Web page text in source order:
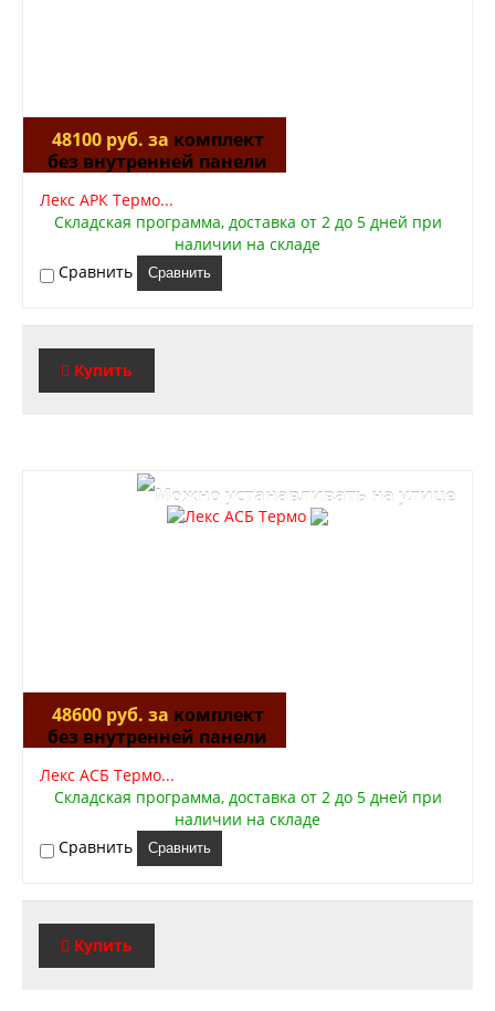
48100 руб. за комплект
без внутренней панели
Лекс АРК Термо...
Складская программа, доставка от 2 до 5 дней при
наличии на складе
Сравнить
Сравнить
Купить
48600 руб. за комплект
без внутренней панели
Лекс АСБ Термо...
Складская программа, доставка от 2 до 5 дней при
наличии на складе
Сравнить
Сравнить
Купить